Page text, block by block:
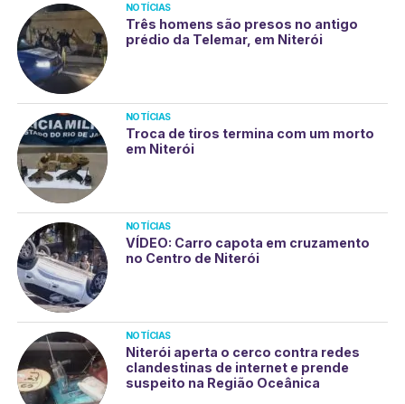
NOTÍCIAS
Três homens são presos no antigo
prédio da Telemar, em Niterói
NOTÍCIAS
Troca de tiros termina com um morto
em Niterói
NOTÍCIAS
VÍDEO: Carro capota em cruzamento
no Centro de Niterói
NOTÍCIAS
Niterói aperta o cerco contra redes
clandestinas de internet e prende
suspeito na Região Oceânica